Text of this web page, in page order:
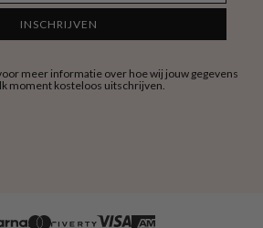
INSCHRIJVEN
meer informatie over hoe wij jouw gegevens
moment kosteloos uitschrijven.